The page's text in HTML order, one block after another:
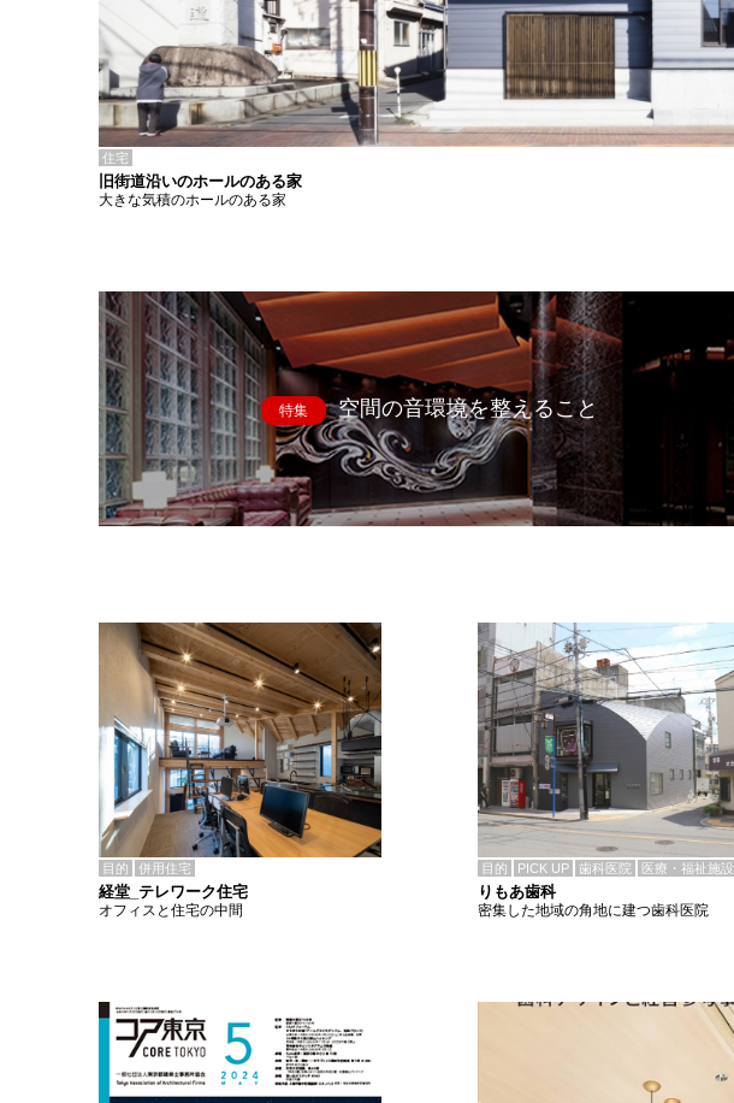
住宅
旧街道沿いのホールのある家
大きな気積のホールのある家
特集 空間の音環境を整えること
目的 併用住宅
経堂_テレワーク住宅
オフィスと住宅の中間
目的 PICK UP 歯科医院 医療・福祉施設
りもあ歯科
密集した地域の角地に建つ歯科医院